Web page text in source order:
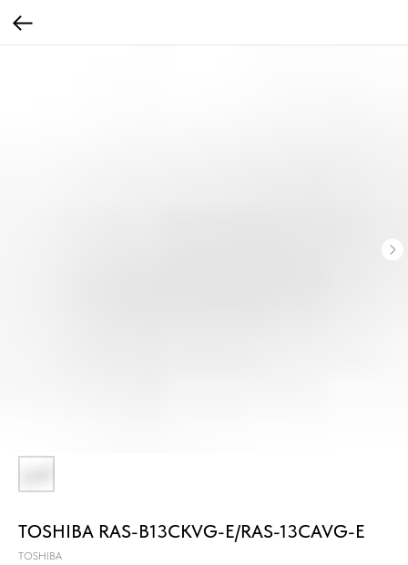
TOSHIBA RAS-B13CKVG-E/RAS-13CAVG-E
TOSHIBA